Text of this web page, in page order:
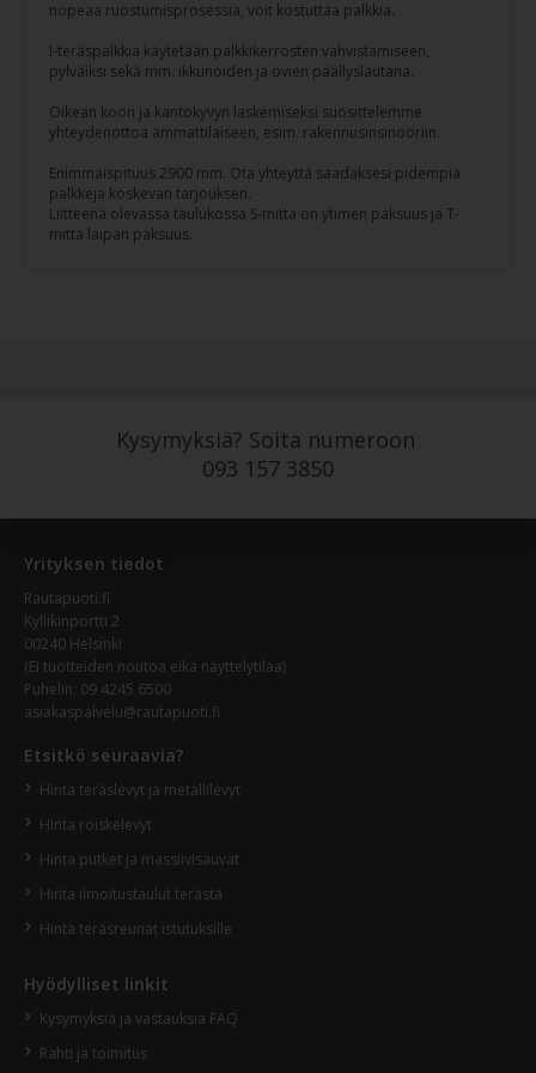
nopeaa ruostumisprosessia, voit kostuttaa palkkia.
I-teräspalkkia käytetään palkkikerrosten vahvistamiseen,
pylväiksi sekä mm. ikkunoiden ja ovien päällyslautana.
Oikean koon ja kantokyvyn laskemiseksi suosittelemme
yhteydenottoa ammattilaiseen, esim. rakennusinsinööriin.
Enimmäispituus 2900 mm. Ota yhteyttä saadaksesi pidempiä
palkkeja koskevan tarjouksen.
Liitteenä olevassa taulukossa S-mitta on ytimen paksuus ja T-
mitta laipan paksuus.
Kysymyksiä? Soita numeroon
093 157 3850
Yrityksen tiedot
Rautapuoti.fi
Kyllikinportti 2
00240 Helsinki
(Ei tuotteiden noutoa eikä näyttelytilaa)
Puhelin: 09 4245 6500
asiakaspalvelu@rautapuoti.fi
Etsitkö seuraavia?
Hinta teräslevyt ja metallilevyt
Hinta roiskelevyt
Hinta putket ja massiivisauvat
Hinta ilmoitustaulut terästä
Hinta teräsreunat istutuksille
Hyödylliset linkit
Kysymyksiä ja vastauksia FAQ
Rahti ja toimitus